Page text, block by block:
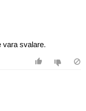
vara svalare.